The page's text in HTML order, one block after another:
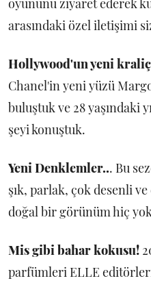
oyununu ziyaret ederek
arasındaki özel iletişimi
Hollywood'un yeni
Chanel'in yeni yüzü
buluştuk ve 28 yaşındaki
şeyi konuştuk.
Yeni Denklemler... Bu
şık, parlak, çok desenli
doğal bir görünüm hiç
Mis gibi bahar kokusu!
parfümleri ELLE